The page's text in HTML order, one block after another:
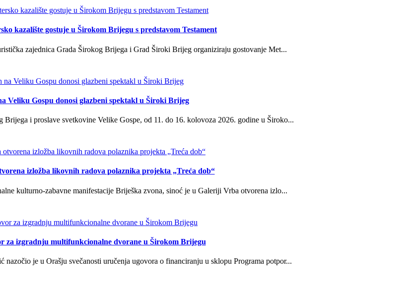
kazalište gostuje u Širokom Brijegu s predstavom Testament
zajednica Grada Širokog Brijega i Grad Široki Brijeg organiziraju gostovanje Met...
Veliku Gospu donosi glazbeni spektakl u Široki Brijeg
i proslave svetkovine Velike Gospe, od 11. do 16. kolovoza 2026. godine u Široko...
izložba likovnih radova polaznika projekta „Treća dob“
kulturno-zabavne manifestacije Briješka zvona, sinoć je u Galeriji Vrba otvorena izlo...
za izgradnju multifunkcionalne dvorane u Širokom Brijegu
je u Orašju svečanosti uručenja ugovora o financiranju u sklopu Programa potpor...